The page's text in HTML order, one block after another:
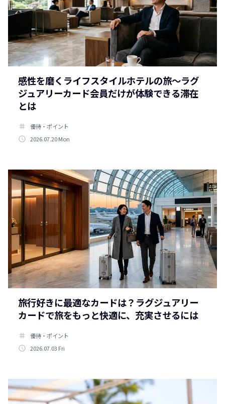
感性を磨くライフスタイルホテルの旅～ラグ
ジュアリーカード会員だけが体験できる滞在
とは
tag
優待・ポイント
access_time 2026.07.20 Mon
旅行好きに最適なカードは？ラグジュアリー
カードで旅をもっと快適に、充実させるには
tag
優待・ポイント
access_time 2026.07.03 Fri